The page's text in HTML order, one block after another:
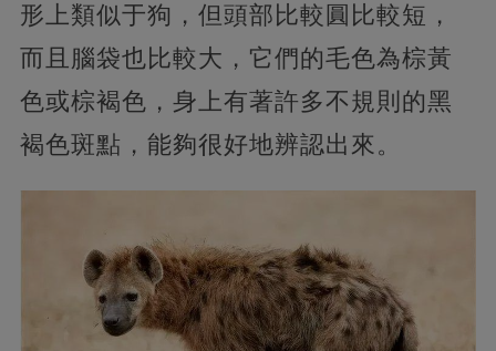
形上類似于狗，但頭部比較圓比較短，
而且腦袋也比較大，它們的毛色為棕黃
色或棕褐色，身上有著許多不規則的黑
褐色斑點，能夠很好地辨認出來。